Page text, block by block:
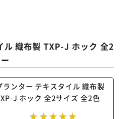
ル 織布製 TXP-J ホック 全2
ランター テキスタイル 織布製
J ホック 全2サイズ 全2色